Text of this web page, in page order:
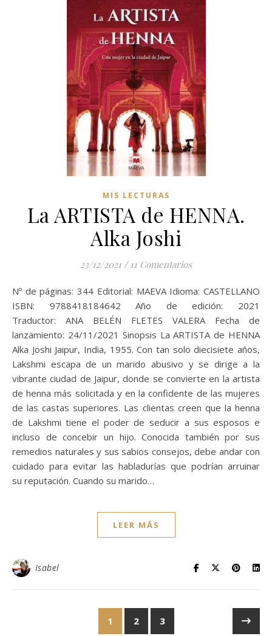
MIS LECTURAS
La ARTISTA de HENNA.
Alka Joshi
23/12/2021 / 11 Comentarios
Nº de páginas: 344 Editorial: MAEVA Idioma: CASTELLANO
ISBN: 9788418184642 Año de edición: 2021
Traductor: ANA BELÉN FLETES VALERA Fecha de
lanzamiento: 24/11/2021 Sinopsis La ARTISTA de HENNA
Alka Joshi Jaipur, India, 1955. Con tan solo diecisiete años,
Lakshmi escapa de un marido abusivo y se dirige a la
vibrante ciudad de Jaipur, donde se convierte en la artista
de henna más solicitada y en la confidente de las mujeres
de las castas superiores. Las clientas creen que la henna
de Lakshmi tiene el poder de seducir a sus esposos e
incluso de concebir un hijo. Conocida también por sus
remedios naturales y sus sabios consejos, debe andar con
cuidado para evitar las habladurías que podrían arruinar
su reputación. Cuando su marido…
LEER MÁS
Isabel
1 2 3